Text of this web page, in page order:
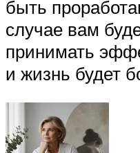
быть
случае вам
принимать
и жизнь будет